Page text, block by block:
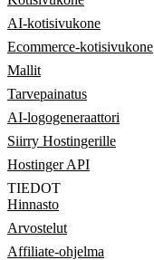
AI-kotisivukone
Ecommerce-kotisivukone
Mallit
Tarvepainatus
AI-logogeneraattori
Siirry Hostingerille
Hostinger API
TIEDOT
Hinnasto
Arvostelut
Affiliate-ohjelma